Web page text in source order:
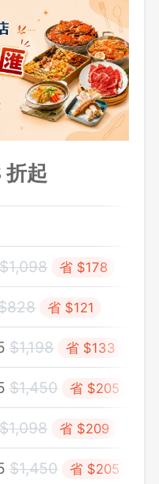
折起
$1,098 省 $178
828 省 $121
$1,198 省 $133
$1,450 省 $205
$1,098 省 $209
$1,450 省 $205